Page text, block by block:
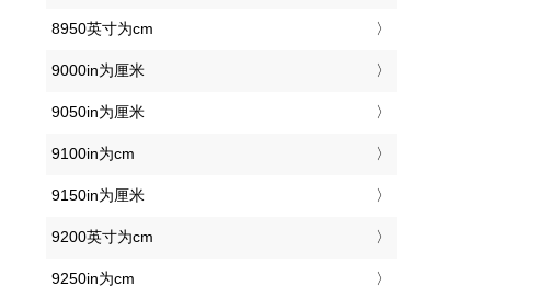
8950英寸为cm
9000in为厘米
9050in为厘米
9100in为cm
9150in为厘米
9200英寸为cm
9250in为cm